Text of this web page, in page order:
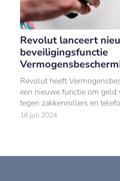
Revolut lanceert
beveiligingsfunctie
Revolut heeft
een nieuwe functie om geld
tegen zakkenrollers en
16 juli 2024